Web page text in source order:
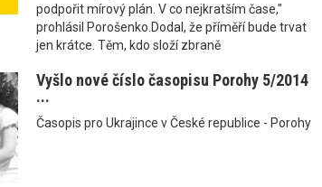
podpořit mírový plán. V co nejkratším čase,"
prohlásil Porošenko.Dodal, že příměří bude trvat
jen krátce. Těm, kdo složí zbraně
Vyšlo nové číslo časopisu Porohy 5/2014
...
Časopis pro Ukrajince v České republice - Porohy